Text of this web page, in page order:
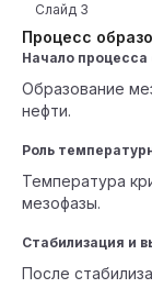
Процесс
Слайд 3
Начало процесса
Образование
нефти.
Роль
Температура
мезофазы.
Стабилизация и
После